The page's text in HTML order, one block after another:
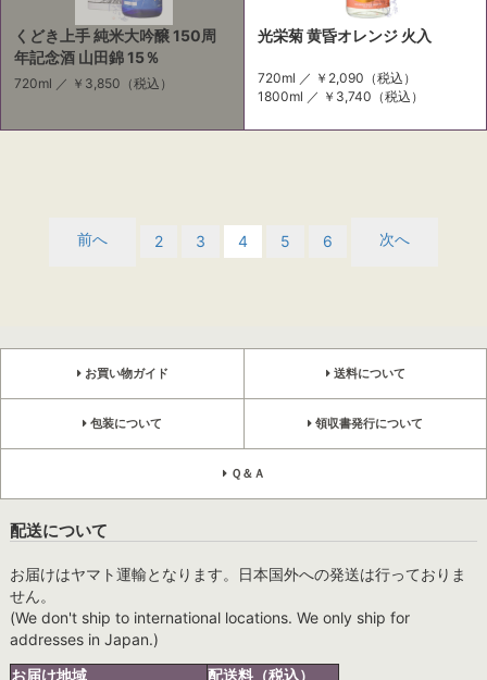
くどき上手 純米大吟醸 150周
年記念酒 山田錦 15％
720ml ／ ￥3,850 （税込）
光栄菊 黄昏オレンジ 火入
720ml ／ ￥2,090 （税込）
1800ml ／ ￥3,740 （税込）
前へ 2 3 4 5 6 次へ
お買い物ガイド 送料について
包装について 領収書発行について
Ｑ＆Ａ
配送について
お届けはヤマト運輸となります。日本国外への発送は行っておりま
せん。
(We don't ship to international locations. We only ship for
addresses in Japan.)
お届け地域
配送料（税込）